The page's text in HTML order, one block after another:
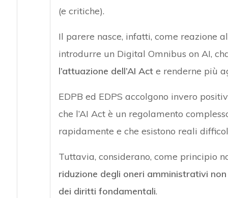
(e critiche).
Il parere nasce, infatti, come reazione
introdurre un Digital Omnibus on AI,
l’attuazione dell’AI Acte renderne più
EDPB ed EDPS accolgono invero
che l’AI Act è un regolamento
rapidamente e che esistono reali
Tuttavia, considerano, come principio
riduzione degli oneri amministrativi
dei diritti fondamentali.